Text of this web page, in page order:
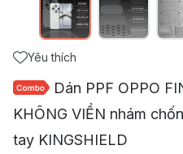
Yêu thích
Dán PPF OPPO
KHÔNG VIỀN nhám
tay KINGSHIELD